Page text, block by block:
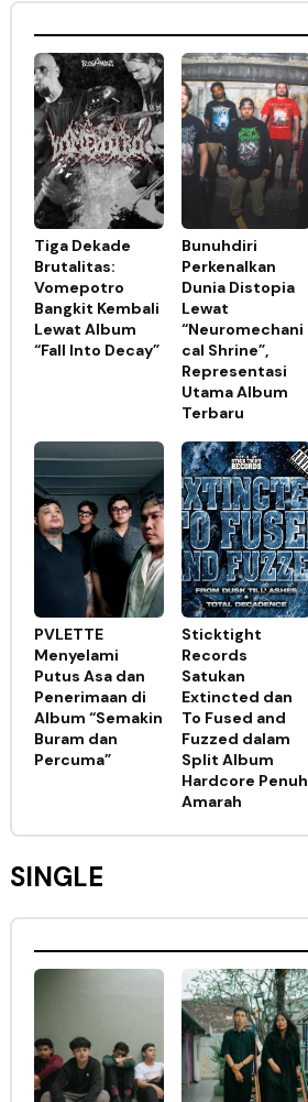
Tiga Dekade
Brutalitas:
Vomepotro
Bangkit Kembali
Lewat Album
“Fall Into Decay”
Bunuhdiri
Perkenalkan
Dunia Distopia
Lewat
“Neuromechani
cal Shrine”,
Representasi
Utama Album
Terbaru
PVLETTE
Menyelami
Putus Asa dan
Penerimaan di
Album “Semakin
Buram dan
Percuma”
Sticktight
Records
Satukan
Extincted dan
To Fused and
Fuzzed dalam
Split Album
Hardcore Penuh
Amarah
SINGLE